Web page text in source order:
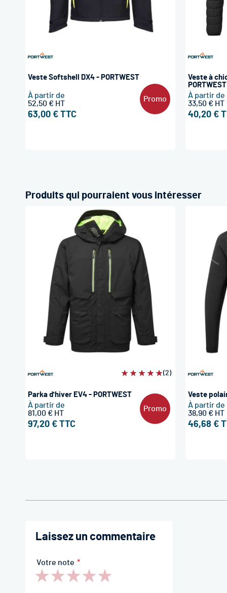
Promo
Veste Softshell DX4 - PORTWEST
À partir de
63,00 €
52,50 €
Veste à
PORTWEST
À partir de
40,20 €
33,50 €
Produits qui pourraient vous intéresser
Promo
Évaluation:(2)
Parka d'hiver EV4 - PORTWEST
À partir de
97,20 €
81,00 €
Veste
À partir de
46,68 €
38,90 €
Laissez un commentaire
Votre note